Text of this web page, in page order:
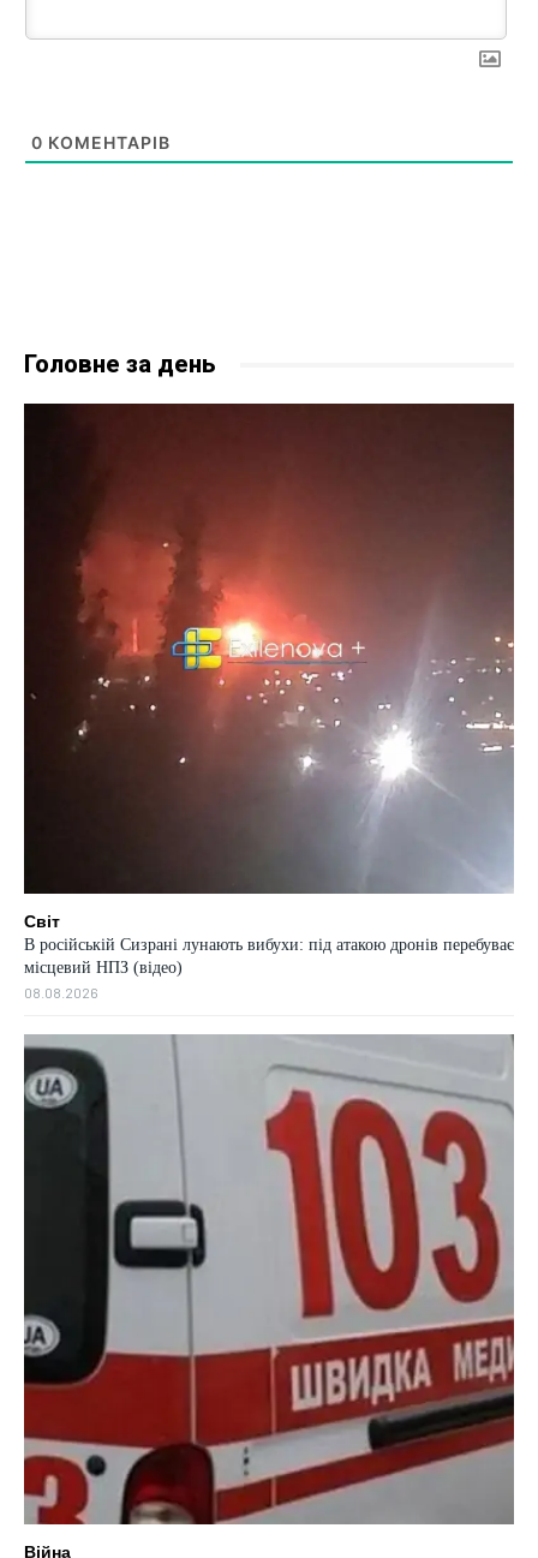
0 КОМЕНТАРІВ
Головне за день
Світ
В російській Сизрані лунають вибухи: під атакою дронів перебуває
місцевий НПЗ (відео)
08.08.2026
Війна